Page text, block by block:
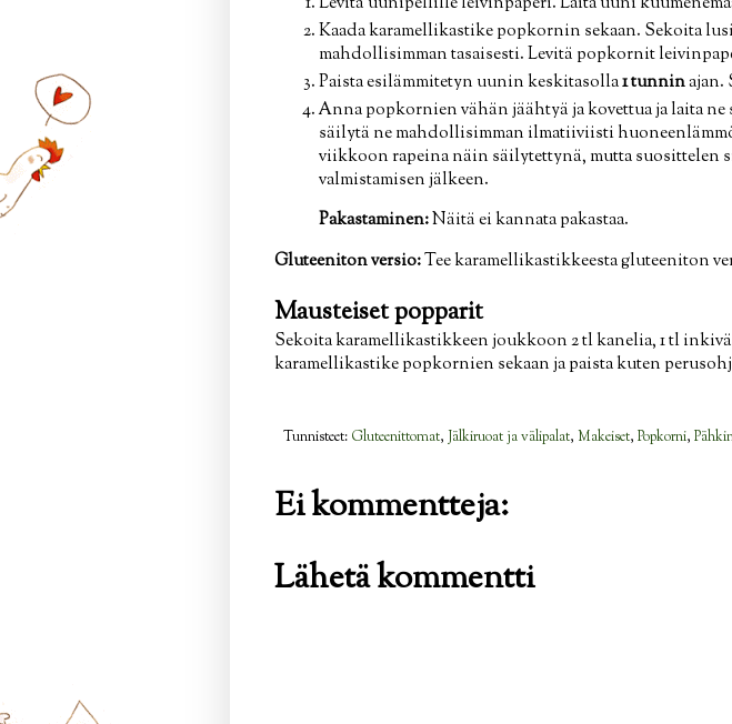
Kaada karamellikastike popkornin sekaan. Sekoita
mahdollisimman tasaisesti. Levitä popkornit
Paista esilämmitetyn uunin keskitasolla1 tunninajan.
Anna popkornien vähän jäähtyä ja kovettua ja laita
säilytä ne mahdollisimman ilmatiiviisti
viikkoon rapeina näin säilytettynä, mutta
valmistamisen jälkeen.
Pakastaminen:Näitä ei kannata pakastaa.
Gluteeniton versio:Tee karamellikastikkeesta gluteeniton
Mausteiset popparit
Sekoita karamellikastikkeen joukkoon 2 tl kanelia, 1 tl
karamellikastike popkornien sekaan ja paista kuten
Tunnisteet: Gluteenittomat, Jälkiruoat ja välipalat, Makeiset, Popkorni,
Ei kommentteja:
Lähetä kommentti